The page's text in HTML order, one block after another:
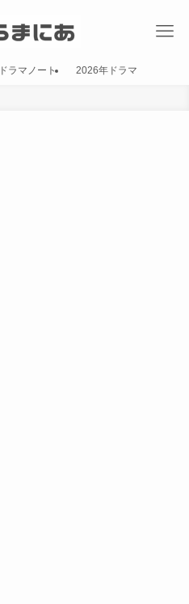
ドラマノート 2026年ドラマ